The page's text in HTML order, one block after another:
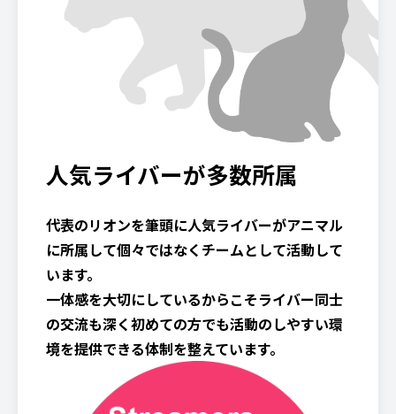
人気ライバーが多数所属
代表のリオンを筆頭に人気ライバーがアニマル
に所属して個々ではなくチームとして活動して
います。
一体感を大切にしているからこそライバー同士
の交流も深く初めての方でも活動のしやすい環
境を提供できる体制を整えています。